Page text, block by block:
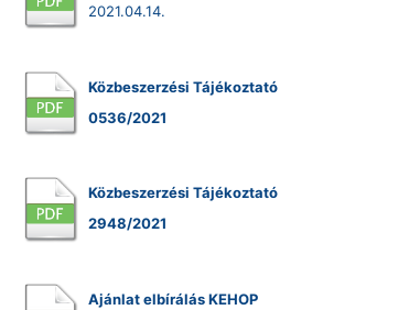
2021.04.14.
Közbeszerzési Tájékoztató
0536/2021
Közbeszerzési Tájékoztató
2948/2021
Ajánlat elbírálás KEHOP